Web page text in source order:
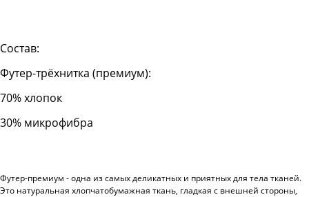
Состав:
Футер-трёхнитка (премиум):
70% хлопок
30% микрофибра
Футер-премиум - одна из самых деликатных и приятных для тела тканей.
Это натуральная хлопчатобумажная ткань, гладкая с внешней стороны,